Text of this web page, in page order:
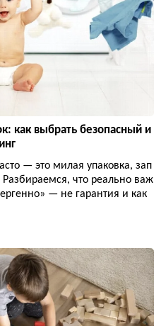
как выбрать безопасный и
— это милая упаковка, зап
что реально важ
— не гарантия и как